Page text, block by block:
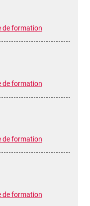
de formation
de formation
de formation
de formation